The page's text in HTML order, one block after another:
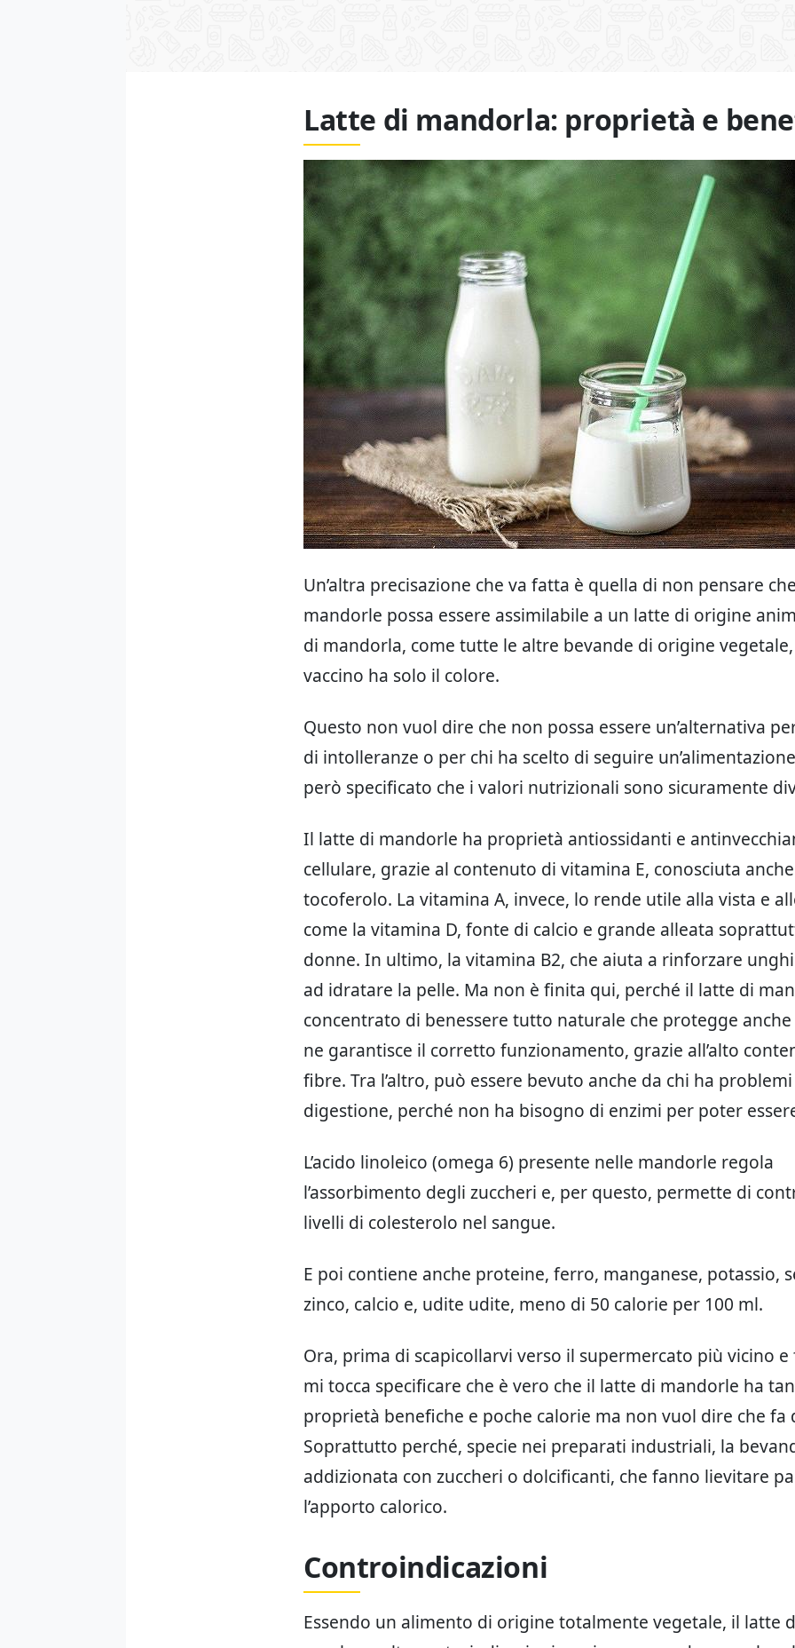
Latte di mandorla: proprietà e
Un’altra precisazione che va fatta è quella di non pensare
mandorle possa essere assimilabile a un latte di origine
di mandorla, come tutte le altre bevande di origine
vaccino ha solo il colore.
Questo non vuol dire che non possa essere un’alternativa
di intolleranze o per chi ha scelto di seguire
però specificato che i valori nutrizionali sono sicuramente
Il latte di mandorle ha proprietà antiossidanti e
cellulare, grazie al contenuto di vitamina E, conosciuta
tocoferolo. La vitamina A, invece, lo rende utile alla vista e
come la vitamina D, fonte di calcio e grande alleata
donne. In ultimo, la vitamina B2, che aiuta a rinforzare
ad idratare la pelle. Ma non è finita qui, perché il latte di
concentrato di benessere tutto naturale che protegge anche
ne garantisce il corretto funzionamento, grazie all’alto
fibre. Tra l’altro, può essere bevuto anche da chi ha
digestione, perché non ha bisogno di enzimi per poter
L’acido linoleico (omega 6) presente nelle mandorle regola
l’assorbimento degli zuccheri e, per questo, permette di
livelli di colesterolo nel sangue.
E poi contiene anche proteine, ferro, manganese, potassio,
zinco, calcio e, udite udite, meno di 50 calorie per 100 ml.
Ora, prima di scapicollarvi verso il supermercato più vicino e
mi tocca specificare che è vero che il latte di mandorle ha
proprietà benefiche e poche calorie ma non vuol dire che fa
Soprattutto perché, specie nei preparati industriali, la
addizionata con zuccheri o dolcificanti, che fanno lievitare
l’apporto calorico.
Controindicazioni
Essendo un alimento di origine totalmente vegetale, il latte